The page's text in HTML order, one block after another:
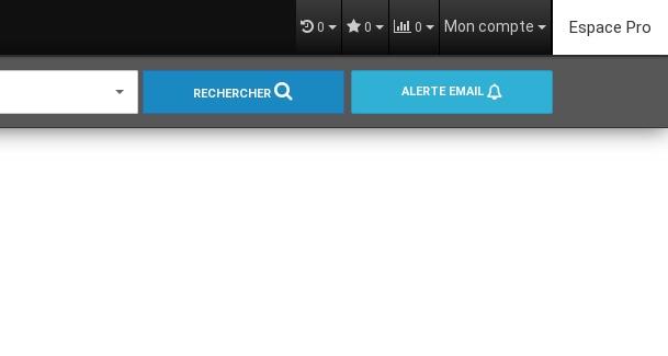
0 0 0 Mon compte Espace Pro
RECHERCHER ALERTE EMAIL